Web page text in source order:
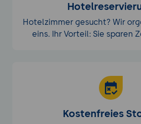
Hotelzimmer gesucht? Wir
eins. Ihr Vorteil: Sie sparen
Kostenfreies